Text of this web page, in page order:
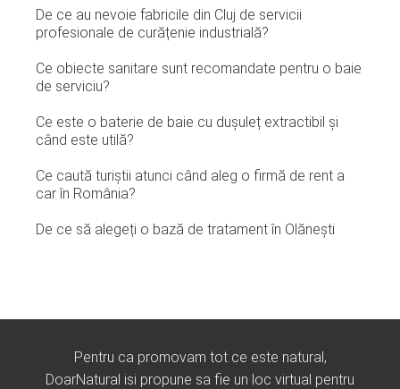
De ce au nevoie fabricile din Cluj de servicii
profesionale de curățenie industrială?
Ce obiecte sanitare sunt recomandate pentru o baie
de serviciu?
Ce este o baterie de baie cu dușuleț extractibil și
când este utilă?
Ce caută turiștii atunci când aleg o firmă de rent a
car în România?
De ce să alegeți o bază de tratament în Olănești
Pentru ca promovam tot ce este natural,
DoarNatural isi propune sa fie un loc virtual pentru